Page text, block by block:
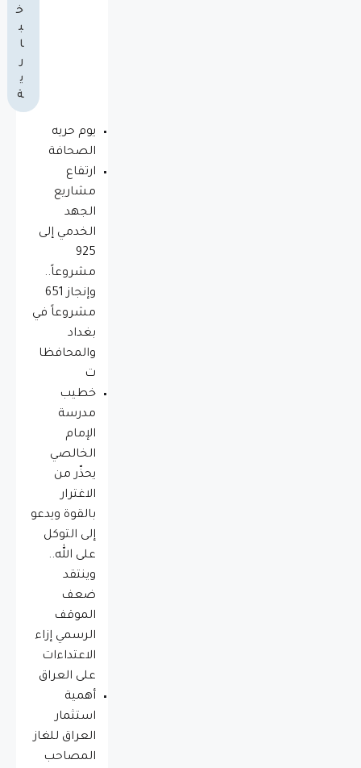
خ
ب
ا
ر
ي
ة
يوم حريه
الصحافة
ارتفاع
مشاريع
الجهد
الخدمي إلى
925
مشروعاً..
وإنجاز 651
مشروعاً في
بغداد
والمحافظا
ت
خطيب
مدرسة
الإمام
الخالصي
يحذّر من
الاغترار
بالقوة ويدعو
إلى التوكل
على الله..
وينتقد
ضعف
الموقف
الرسمي إزاء
الاعتداءات
على العراق
أهمية
استثمار
العراق للغاز
المصاحب